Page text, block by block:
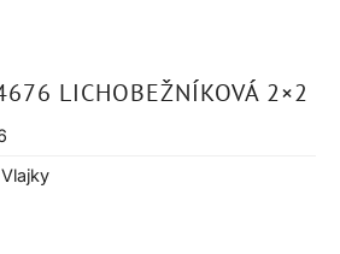
LICHOBEŽNÍKOVÁ 2×2
Vlajky